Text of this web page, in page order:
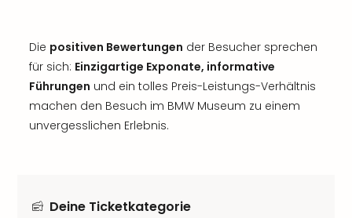
Die positiven Bewertungen der Besucher sprechen
für sich: Einzigartige Exponate, informative
Führungen und ein tolles Preis-Leistungs-Verhältnis
machen den Besuch im BMW Museum zu einem
unvergesslichen Erlebnis.
Deine Ticketkategorie